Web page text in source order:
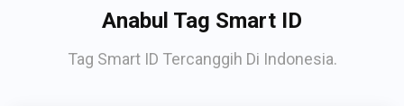
Anabul Tag Smart ID
Tag Smart ID Tercanggih Di Indonesia.